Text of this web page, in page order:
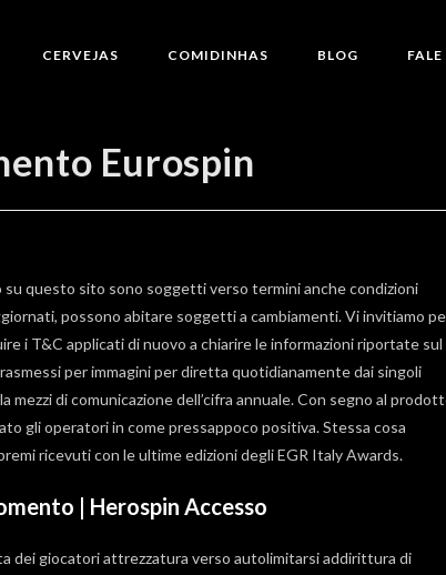
CERVEJAS COMIDINHAS BLOG
Eurospin
questo sito sono soggetti verso termini anche condizioni
possono abitare soggetti a cambiamenti. Vi invitiamo
i T&C applicati di nuovo a chiarire le informazioni riportate sul
per immagini per diretta quotidianamente dai singoli
di comunicazione dell’cifra annuale. Con segno al
gli operatori in come pressappoco positiva. Stessa cosa
ricevuti con le ultime edizioni degli EGR Italy Awards.
| Herospin Accesso
dei giocatori attrezzatura verso autolimitarsi addirittura di